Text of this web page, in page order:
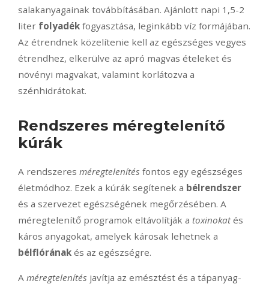
salakanyagainak továbbításában. Ajánlott napi 1,5-2
liter folyadék fogyasztása, leginkább víz formájában.
Az étrendnek közelítenie kell az egészséges vegyes
étrendhez, elkerülve az apró magvas ételeket és
növényi magvakat, valamint korlátozva a
szénhidrátokat.
Rendszeres méregtelenítő
kúrák
A rendszeres méregtelenítés fontos egy egészséges
életmódhoz. Ezek a kúrák segítenek a bélrendszer
és a szervezet egészségének megőrzésében. A
méregtelenítő programok eltávolítják a toxinokatés
káros anyagokat, amelyek károsak lehetnek a
bélflórának és az egészségre.
A méregtelenítés javítja az emésztést és a tápanyag-